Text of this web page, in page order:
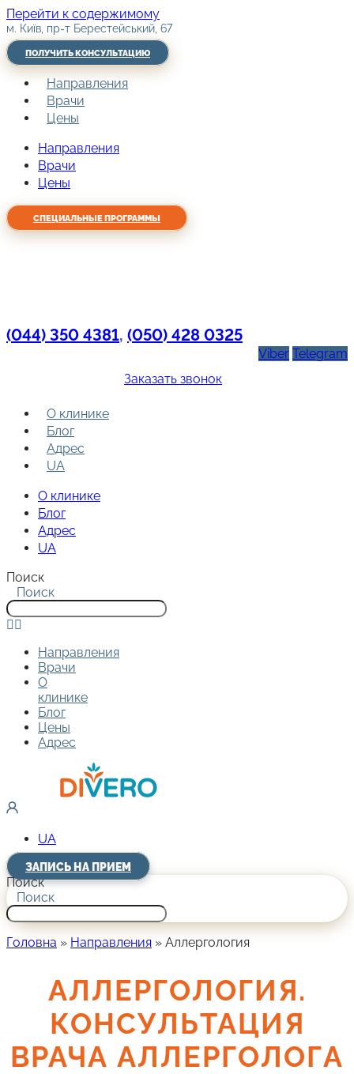
Перейти к содержимому
м. Київ, пр-т Берестейський, 67
ПОЛУЧИТЬ КОНСУЛЬТАЦИЮ
Направления
Врачи
Цены
Направления
Врачи
Цены
СПЕЦИАЛЬНЫЕ ПРОГРАММЫ
(044) 350 4381, (050) 428 0325
Viber Telegram
Заказать звонок
О клинике
Блог
Адрес
UA
О клинике
Блог
Адрес
UA
Поиск
Поиск
Направления
Врачи
О
клинике
Блог
Цены
Адрес
UA
ЗАПИСЬ НА ПРИЕМ
Поиск
Поиск
Головна » Направления » Аллергология
АЛЛЕРГОЛОГИЯ.
КОНСУЛЬТАЦИЯ
ВРАЧА АЛЛЕРГОЛОГА